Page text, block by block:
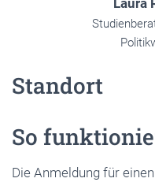
Laura
Standort
So
Die Anmeldung für